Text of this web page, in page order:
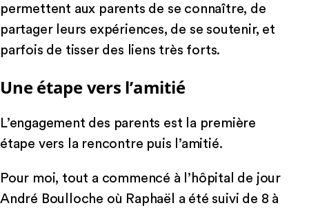
permettent aux parents de se connaître, de
partager leurs expériences, de se soutenir, et
parfois de tisser des liens très forts.
Une étape vers l’amitié
L’engagement des parents est la première
étape vers la rencontre puis l’amitié.
Pour moi, tout a commencé à l’hôpital de jour
André Boulloche où Raphaël a été suivi de 8 à